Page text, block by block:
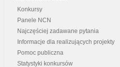
Konkursy
Panele NCN
Najczęściej zadawane pytania
Informacje dla realizujących projekty
Pomoc publiczna
Statystyki konkursów